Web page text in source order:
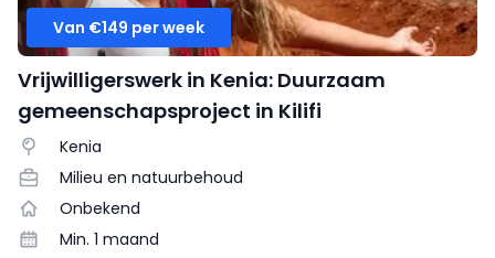
Van €149 per week
Vrijwilligerswerk in Kenia: Duurzaam
gemeenschapsproject in Kilifi
Kenia
Milieu en natuurbehoud
Onbekend
Min. 1 maand